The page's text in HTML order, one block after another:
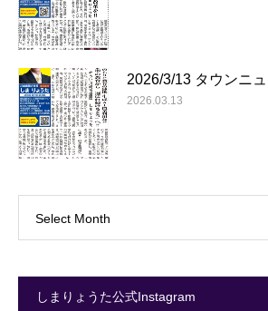
2026/3/13 タウンニ
2026.03.13
Select Month
しまりょうた公式Instagram